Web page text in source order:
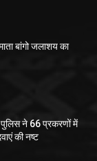
बांगो जलाशय का
ने 66 प्रकरणों में
की नष्ट